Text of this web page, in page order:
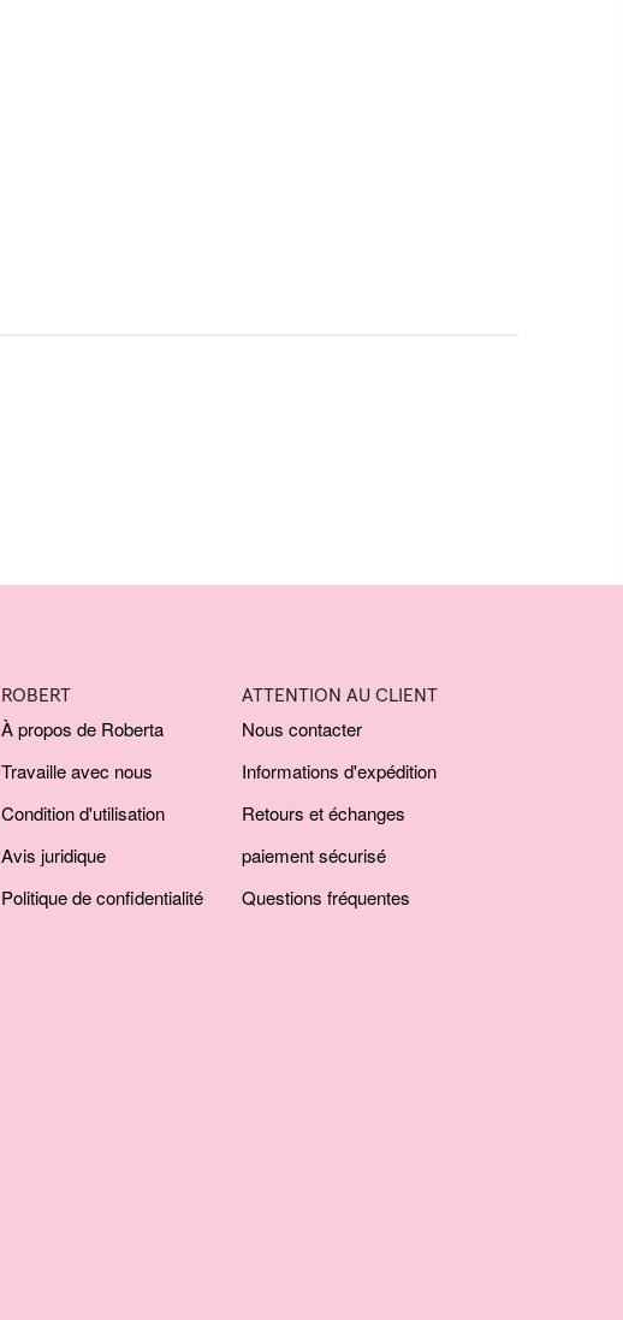
ROBERT
À propos de Roberta
Travaille avec nous
Condition d'utilisation
Avis juridique
Politique de confidentialité
ATTENTION AU CLIENT
Nous contacter
Informations d'expédition
Retours et échanges
paiement sécurisé
Questions fréquentes